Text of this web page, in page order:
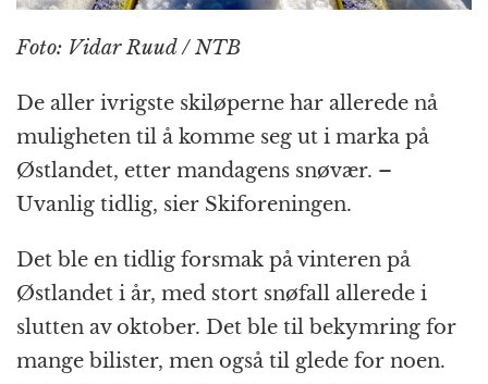
Foto: Vidar Ruud / NTB
De aller ivrigste skiløperne har allerede nå
muligheten til å komme seg ut i marka på
Østlandet, etter mandagens snøvær. –
Uvanlig tidlig, sier Skiforeningen.
Det ble en tidlig forsmak på vinteren på
Østlandet i år, med stort snøfall allerede i
slutten av oktober. Det ble til bekymring for
mange bilister, men også til glede for noen.